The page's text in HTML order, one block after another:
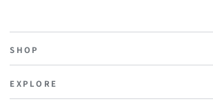
SHOP
EXPLORE